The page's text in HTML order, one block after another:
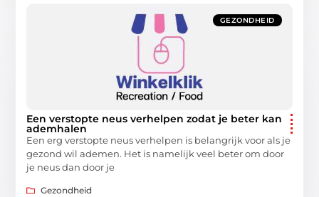
GEZONDHEID
Een verstopte neus verhelpen zodat je beter kan
ademhalen
Een erg verstopte neus verhelpen is belangrijk voor als je
gezond wil ademen. Het is namelijk veel beter om door
je neus dan door je
Gezondheid